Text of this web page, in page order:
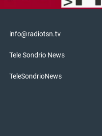
info@radiotsn.tv
Tele Sondrio News
TeleSondrioNews